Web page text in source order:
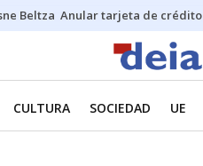
Beltza Anular tarjeta de crédito
CULTURA SOCIEDAD UE